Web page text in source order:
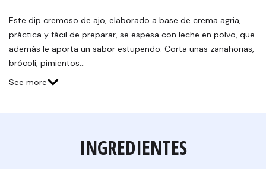
Este dip cremoso de ajo, elaborado a base de crema agria,
práctica y fácil de preparar, se espesa con leche en polvo, que
además le aporta un sabor estupendo. Corta unas zanahorias,
brócoli, pimientos…
See more
INGREDIENTES